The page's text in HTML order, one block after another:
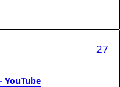
27
YouTube